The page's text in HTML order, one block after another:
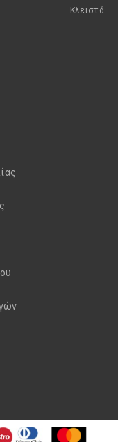
Kλειστά